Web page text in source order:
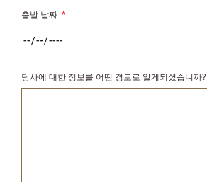
출발 날짜 *
당사에 대한 정보를 어떤 경로로 알게되셨습니까?